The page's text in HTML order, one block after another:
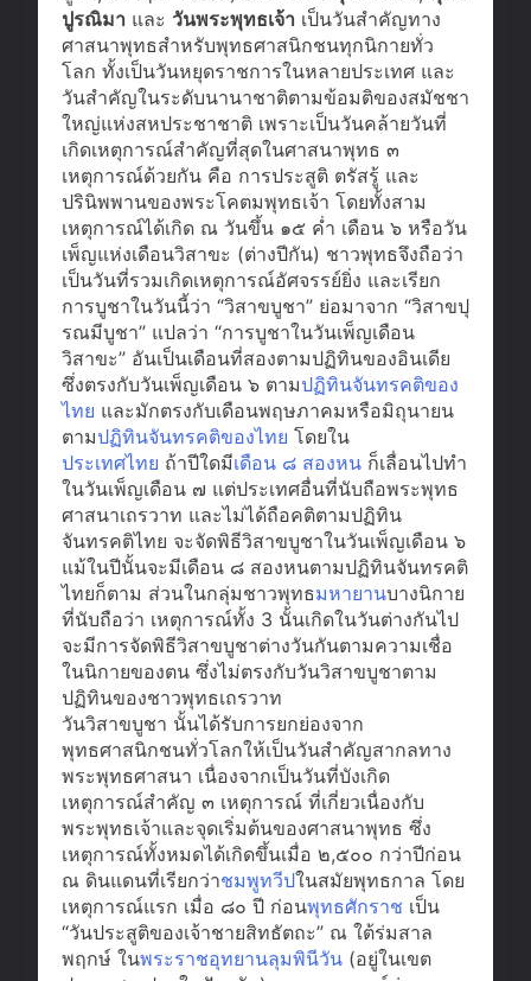
ปูรณิมา และ วันพระพุทธเจ้า เป็นวันสำคัญทาง
ศาสนาพุทธสำหรับพุทธศาสนิกชนทุกนิกายทั่ว
โลก ทั้งเป็นวันหยุดราชการในหลายประเทศ และ
วันสำคัญในระดับนานาชาติตามข้อมติของสมัชชา
ใหญ่แห่งสหประชาชาติ เพราะเป็นวันคล้ายวันที่
เกิดเหตุการณ์สำคัญที่สุดในศาสนาพุทธ ๓
เหตุการณ์ด้วยกัน คือ การประสูติ ตรัสรู้ และ
ปรินิพพานของพระโคตมพุทธเจ้า โดยทั้งสาม
เหตุการณ์ได้เกิด ณ วันขึ้น ๑๕ ค่ำ เดือน ๖ หรือวัน
เพ็ญแห่งเดือนวิสาขะ (ต่างปีกัน) ชาวพุทธจึงถือว่า
เป็นวันที่รวมเกิดเหตุการณ์อัศจรรย์ยิ่ง และเรียก
การบูชาในวันนี้ว่า “วิสาขบูชา” ย่อมาจาก “วิสาขปุ
รณมีบูชา” แปลว่า “การบูชาในวันเพ็ญเดือน
วิสาขะ” อันเป็นเดือนที่สองตามปฏิทินของอินเดีย
ซึ่งตรงกับวันเพ็ญเดือน ๖ ตามปฏิทินจันทรคติของ
ไทย และมักตรงกับเดือนพฤษภาคมหรือมิถุนายน
ตามปฏิทินจันทรคติของไทย โดยใน
ประเทศไทย ถ้าปีใดมีเดือน ๘ สองหน ก็เลื่อนไปทำ
ในวันเพ็ญเดือน ๗ แต่ประเทศอื่นที่นับถือพระพุทธ
ศาสนาเถรวาท และไม่ได้ถือคติตามปฏิทิน
จันทรคติไทย จะจัดพิธีวิสาขบูชาในวันเพ็ญเดือน ๖
แม้ในปีนั้นจะมีเดือน ๘ สองหนตามปฏิทินจันทรคติ
ไทยก็ตาม ส่วนในกลุ่มชาวพุทธมหายานบางนิกาย
ที่นับถือว่า เหตุการณ์ทั้ง 3 นั้นเกิดในวันต่างกันไป
จะมีการจัดพิธีวิสาขบูชาต่างวันกันตามความเชื่อ
ในนิกายของตน ซึ่งไม่ตรงกับวันวิสาขบูชาตาม
ปฏิทินของชาวพุทธเถรวาท
วันวิสาขบูชา นั้นได้รับการยกย่องจาก
พุทธศาสนิกชนทั่วโลกให้เป็นวันสำคัญสากลทาง
พระพุทธศาสนา เนื่องจากเป็นวันที่บังเกิด
เหตุการณ์สำคัญ ๓ เหตุการณ์ ที่เกี่ยวเนื่องกับ
พระพุทธเจ้าและจุดเริ่มต้นของศาสนาพุทธ ซึ่ง
เหตุการณ์ทั้งหมดได้เกิดขึ้นเมื่อ ๒,๕๐๐ กว่าปีก่อน
ณ ดินแดนที่เรียกว่าชมพูทวีปในสมัยพุทธกาล โดย
เหตุการณ์แรก เมื่อ ๘๐ ปี ก่อนพุทธศักราช เป็น
“วันประสูติของเจ้าชายสิทธัตถะ” ณ ใต้ร่มสาล
พฤกษ์ ในพระราชอุทยานลุมพินีวัน (อยู่ในเขต